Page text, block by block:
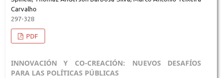
Carvalho
297-328
PDF
INNOVACIÓN Y CO-CREACIÓN: NUEVOS DESAFÍOS
PARA LAS POLÍTICAS PÚBLICAS